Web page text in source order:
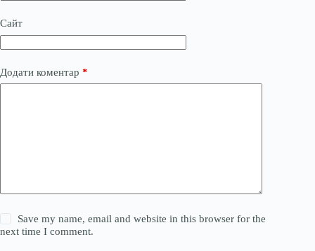
Сайт
Додати коментар *
Save my name, email and website in this browser for the
next time I comment.